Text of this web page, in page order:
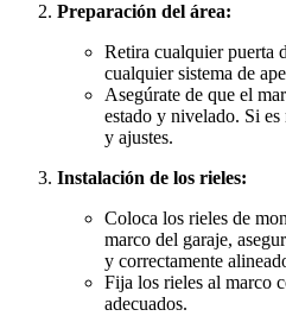
Preparación del área:
Retira cualquier puerta
cualquier sistema de
Asegúrate de que el
estado y nivelado. Si es
y ajustes.
Instalación de los rieles:
Coloca los rieles de
marco del garaje,
y correctamente
Fija los rieles al marco
adecuados.